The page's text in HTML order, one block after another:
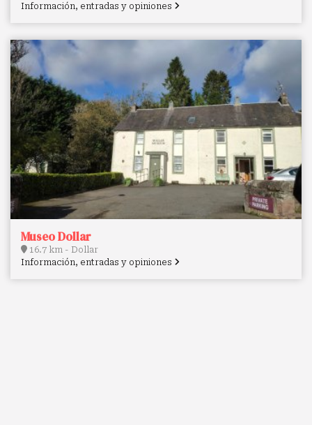
Información, entradas y opiniones
Museo Dollar
16.7 km - Dollar
Información, entradas y opiniones